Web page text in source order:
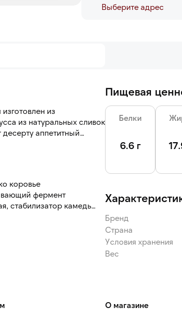
Выберите адреc
из
из натуральных сливок
аппетитный
коровье
фермент
стабилизатор камедь
двууглекислый, соль
Пищевая
Белки
6.6 г
Бренд
Страна
Условия хранения
Вес
О магазине